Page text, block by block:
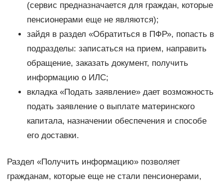
(сервис предназначается для граждан, которые
пенсионерами еще не являются);
зайдя в раздел «Обратиться в ПФР», попасть в
подразделы: записаться на прием, направить
обращение, заказать документ, получить
информацию о ИЛС;
вкладка «Подать заявление» дает возможность
подать заявление о выплате материнского
капитала, назначении обеспечения и способе
его доставки.
Раздел «Получить информацию» позволяет
гражданам, которые еще не стали пенсионерами,